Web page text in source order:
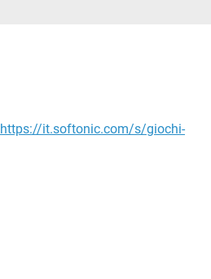
https://it.softonic.com/s/giochi-